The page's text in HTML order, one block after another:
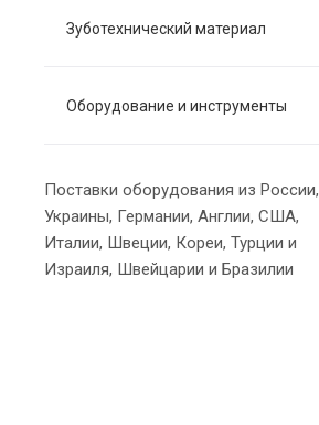
Зуботехнический материал
Оборудование и инструменты
Поставки оборудования из России,
Украины, Германии, Англии, США,
Италии, Швеции, Кореи, Турции и
Израиля, Швейцарии и Бразилии